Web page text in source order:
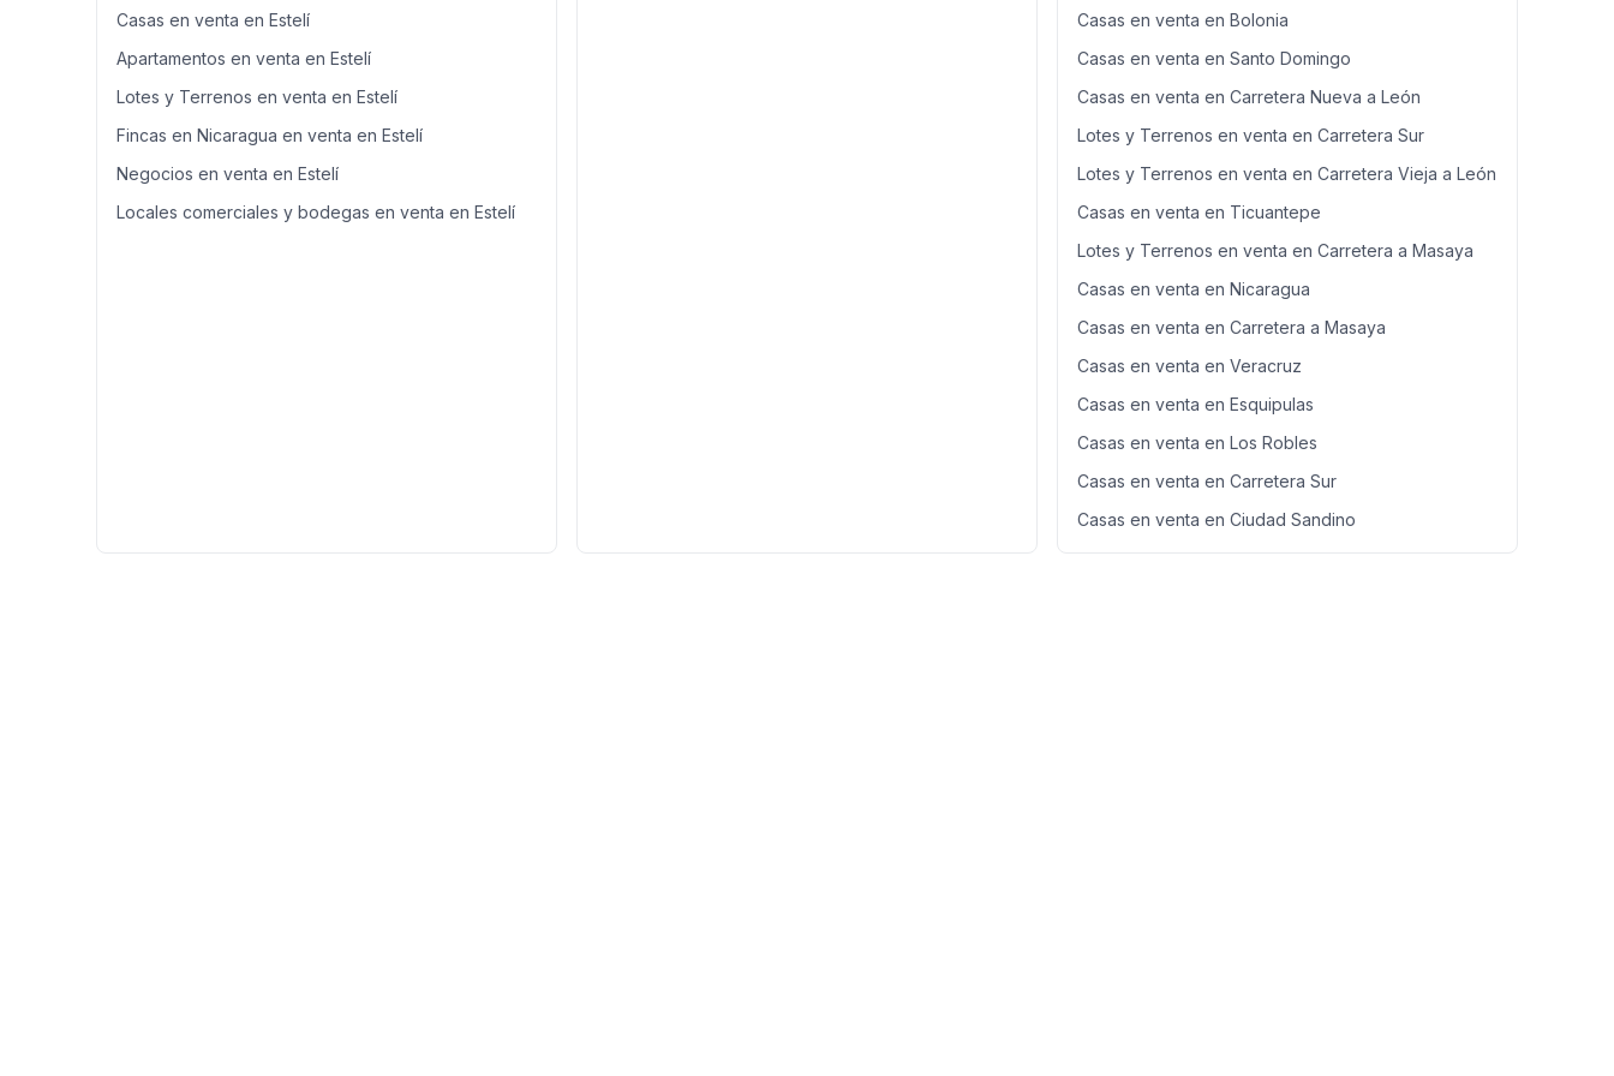
Casas en venta en Estelí
Apartamentos en venta en Estelí
Lotes y Terrenos en venta en Estelí
Fincas en Nicaragua en venta en Estelí
Negocios en venta en Estelí
Locales comerciales y bodegas en venta en Estelí
Casas en venta en Bolonia
Casas en venta en Santo Domingo
Casas en venta en Carretera Nueva a León
Lotes y Terrenos en venta en Carretera Sur
Lotes y Terrenos en venta en Carretera Vieja a León
Casas en venta en Ticuantepe
Lotes y Terrenos en venta en Carretera a Masaya
Casas en venta en Nicaragua
Casas en venta en Carretera a Masaya
Casas en venta en Veracruz
Casas en venta en Esquipulas
Casas en venta en Los Robles
Casas en venta en Carretera Sur
Casas en venta en Ciudad Sandino